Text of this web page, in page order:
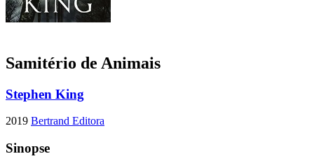
Samitério de Animais
Stephen King
2019 Bertrand Editora
Sinopse